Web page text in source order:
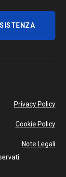
Privacy Policy
Cookie Policy
Note Legali